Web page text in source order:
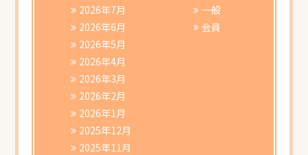
2026年7月
2026年6月
2026年5月
2026年4月
2026年3月
2026年2月
2026年1月
2025年12月
2025年11月
一般
会員